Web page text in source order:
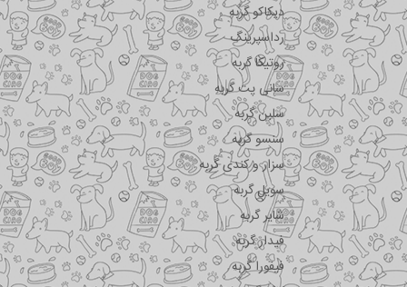
دیکاکو گربه
رداسپرینگ
روتیکا گربه
سانی پت گربه
سلبن گربه
سنسو گربه
سزار و کندی گربه
سویل گربه
شایر گربه
فیدار گربه
فیفورا گربه